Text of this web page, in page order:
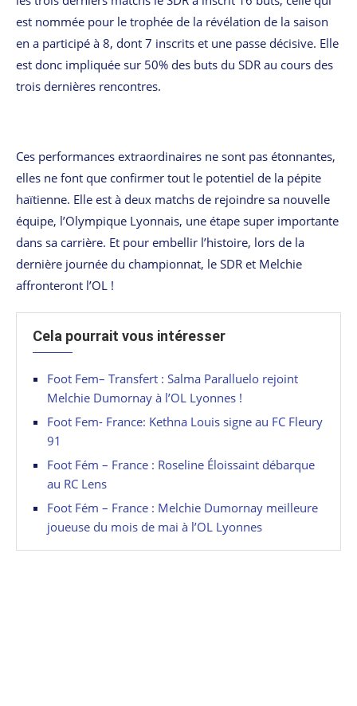
est nommée pour le trophée de la révélation de la saison
en a participé à 8, dont 7 inscrits et une passe décisive. Elle
est donc impliquée sur 50% des buts du SDR au cours des
trois dernières rencontres.
Ces performances extraordinaires ne sont pas étonnantes,
elles ne font que confirmer tout le potentiel de la pépite
haïtienne. Elle est à deux matchs de rejoindre sa nouvelle
équipe, l’Olympique Lyonnais, une étape super importante
dans sa carrière. Et pour embellir l’histoire, lors de la
dernière journée du championnat, le SDR et Melchie
affronteront l’OL !
Cela pourrait vous intéresser
Foot Fem– Transfert : Salma Paralluelo rejoint
Melchie Dumornay à l’OL Lyonnes !
Foot Fem- France: Kethna Louis signe au FC Fleury
91
Foot Fém – France : Roseline Éloissaint débarque
au RC Lens
Foot Fém – France : Melchie Dumornay meilleure
joueuse du mois de mai à l’OL Lyonnes